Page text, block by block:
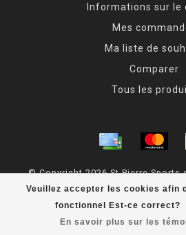
Veuillez accepter les cookies afin
fonctionnel Est-ce correct?
En savoir plus sur les
Informations sur le
Mes
Ma liste de
Comparer
Tous les
© Copyright 2026 St Pierre Sports
Lightspeed - Theme by